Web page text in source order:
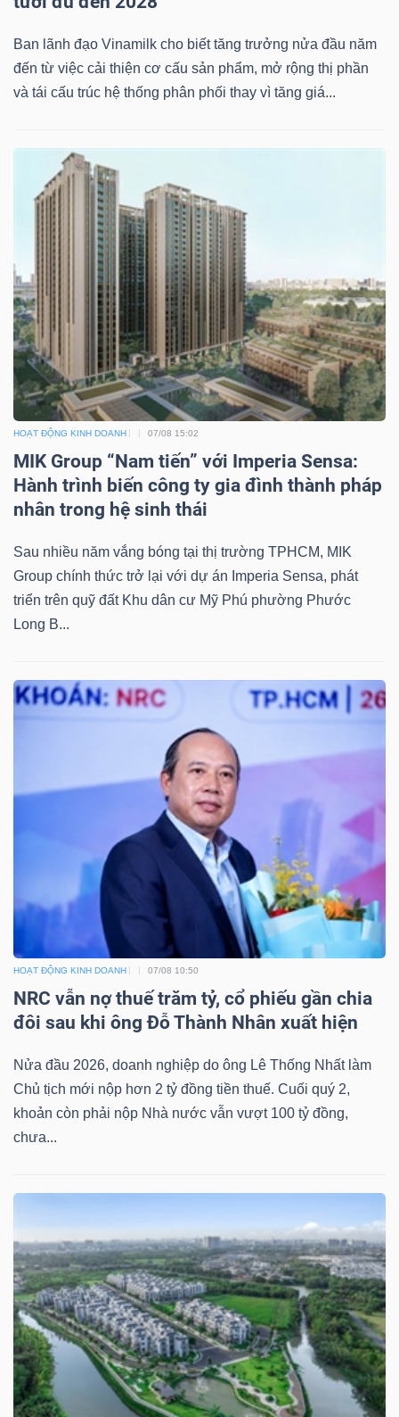
Ban lãnh đạo Vinamilk cho biết tăng trưởng nửa đầu năm
đến từ việc cải thiện cơ cấu sản phẩm, mở rộng thị phần
và tái cấu trúc hệ thống phân phối thay vì tăng giá...
HOẠT ĐỘNG KINH DOANH 07/08 15:02
MIK Group “Nam tiến” với Imperia Sensa:
Hành trình biến công ty gia đình thành pháp
nhân trong hệ sinh thái
Sau nhiều năm vắng bóng tại thị trường TPHCM, MIK
Group chính thức trở lại với dự án Imperia Sensa, phát
triển trên quỹ đất Khu dân cư Mỹ Phú phường Phước
Long B...
HOẠT ĐỘNG KINH DOANH 07/08 10:50
NRC vẫn nợ thuế trăm tỷ, cổ phiếu gần chia
đôi sau khi ông Đỗ Thành Nhân xuất hiện
Nửa đầu 2026, doanh nghiệp do ông Lê Thống Nhất làm
Chủ tịch mới nộp hơn 2 tỷ đồng tiền thuế. Cuối quý 2,
khoản còn phải nộp Nhà nước vẫn vượt 100 tỷ đồng,
chưa...
CỔ
PHIẾU
PHÁI
SINH
TRÁI
PHIẾU
CÔNG
CỤ
TƯ
TRUY
XUẤT
DỮ
LIỆU
Ngành
(-)
NĂNG
LƯỢNG
NGUYÊN
VẬT
LIỆU
CÔNG
TIÊU
DÙNG
KHÔNG
THIẾT